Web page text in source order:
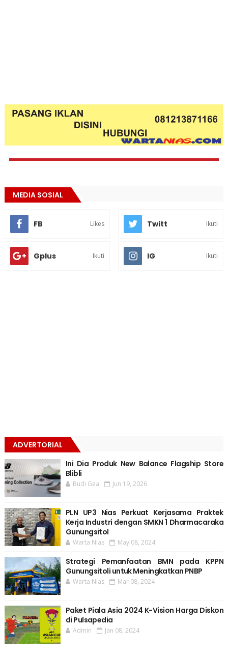
MEDIA SOSIAL
FB Likes Twitt Ikuti
Gplus Ikuti IG Ikuti
ADVERTORIAL
Ini Dia Produk New Balance Flagship Store
Blibli
Budi Gea Jun 19, 2026
PLN UP3 Nias Perkuat Kerjasama Praktek
Kerja Industri dengan SMKN 1 Dharmacaraka
Gunungsitol
Warta Nias May 08, 2024
Strategi Pemanfaatan BMN pada KPPN
Gunungsitoli untuk Meningkatkan PNBP
Warta Nias Mar 08, 2024
Paket Piala Asia 2024 K-Vision Harga Diskon
di Pulsapedia
Admin Jan 08, 2024